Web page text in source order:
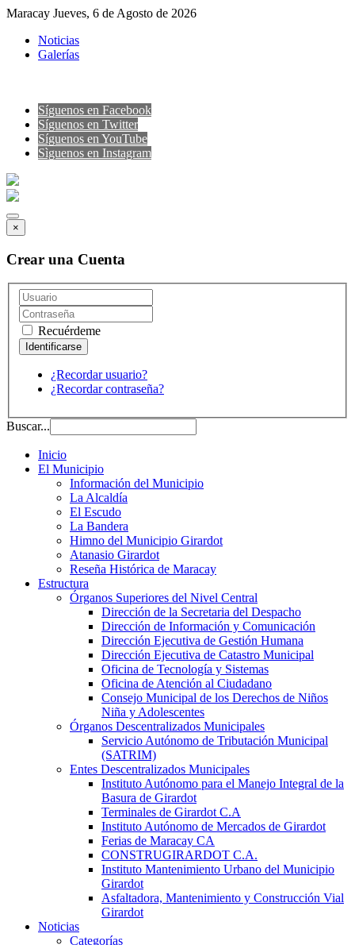
Maracay Jueves, 6 de Agosto de 2026
Noticias
Galerías
Síguenos en Facebook
Síguenos en Twitter
Síguenos en YouTube
Sìguenos en Instagram
×
Crear una Cuenta
Recuérdeme
¿Recordar usuario?
¿Recordar contraseña?
Buscar...
Inicio
El Municipio
Información del Municipio
La Alcaldía
El Escudo
La Bandera
Himno del Municipio Girardot
Atanasio Girardot
Reseña Histórica de Maracay
Estructura
Órganos Superiores del Nivel Central
Dirección de la Secretaria del Despacho
Dirección de Información y Comunicación
Dirección Ejecutiva de Gestión Humana
Dirección Ejecutiva de Catastro Municipal
Oficina de Tecnología y Sistemas
Oficina de Atención al Ciudadano
Consejo Municipal de los Derechos de Niños
Niña y Adolescentes
Órganos Descentralizados Municipales
Servicio Autónomo de Tributación Municipal
(SATRIM)
Entes Descentralizados Municipales
Instituto Autónomo para el Manejo Integral de la
Basura de Girardot
Terminales de Girardot C.A
Instituto Autónomo de Mercados de Girardot
Ferias de Maracay CA
CONSTRUGIRARDOT C.A.
Instituto Mantenimiento Urbano del Municipio
Girardot
Asfaltadora, Mantenimiento y Construcción Vial
Girardot
Noticias
Categorías